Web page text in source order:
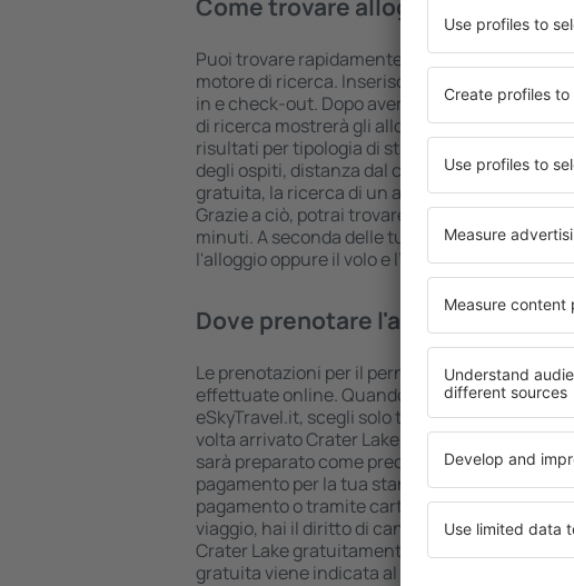
Come trovare alloggi Crater
Puoi trovare rapidamente un alloggio Crater
motore di ricerca. Inserisci la tua destinazione
in e check-out. Dopo aver scelto il numero di
di ricerca mostrerà gli alloggi disponibili Crater
risultati per tipologia di struttura, numero di
degli ospiti, distanza dal centro e opzione di
gratuita, la ricerca di un alloggio risulterà
Grazie a ciò, potrai trovare il tuo alloggio
minuti. A seconda delle tue esigenze, potrai
l'alloggio oppure il volo e l’hotel.
Dove prenotare l'alloggio Crater
Le prenotazioni per il pernottamento Crater
effettuate online. Quando prenoti la tua
eSkyTravel.it, scegli solo tra proprietà
volta arrivato Crater Lake, potrai essere
sarà preparato come precedentemente
pagamento per la tua stanza è effettuato
pagamento o tramite carta di credito. In caso
viaggio, hai il diritto di cancellare la
Crater Lake gratuitamente. La scadenza per la
gratuita viene indicata al momento della